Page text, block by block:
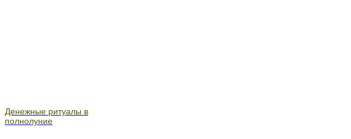
Денежные ритуалы в
полнолуние